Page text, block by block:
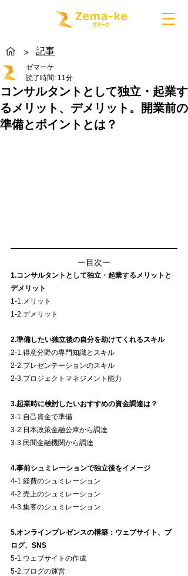
> 記事
コンサルタントとして独立・起業す
るメリット、デメリット。開業前の
準備とポイントとは？
ゼマーケ
読了時間: 11分
ー目次ー
1.コンサルタントとして独立・起業するメリットと
デメリット
1-1.メリット
1-2.デメリット
2.準備したい独立後の自分を助けてくれるスキル
2-1.得意分野の専門知識とスキル
2-2.プレゼンテーションのスキル
2-3.プロジェクトマネジメント能力
3.起業時に検討したいおすすめの資金調達は？
3-1.自己資金で準備
3-2.日本政策金融公庫から調達
3-3.民間金融機関から調達
4.事前シュミレーションで独立後をイメージ
4-1.経費のシュミレーション
4-2.売上のシュミレーション
4-3.集客のシュミレーション
5.オンラインプレゼンスの構築：ウェブサイト、ブ
ログ、SNS
5-1.ウェブサイトの作成
5-2.ブログの運営